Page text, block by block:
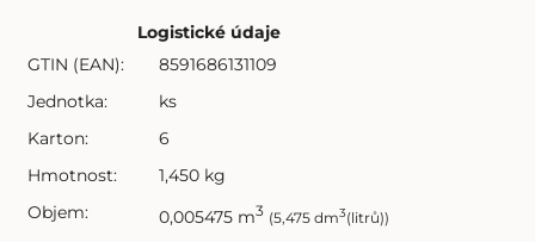
Logistické údaje
GTIN (EAN):
8591686131109
Jednotka:
ks
Karton:
6
Hmotnost:
1,450 kg
Objem:
0,005475 m3 (5,475 dm3(litrů))